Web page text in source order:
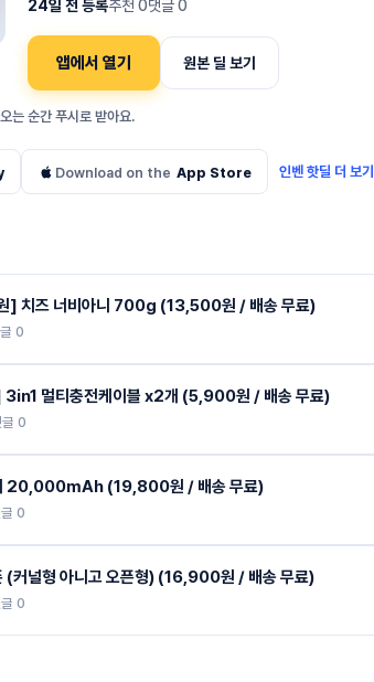
24일 전 등록추천 0댓글0
앱에서 열기 원본 딜 보기
는 순간 푸시로 받아요.
Download on the App Store 인벤 핫딜 더 보기
치즈 너비아니 700g (13,500원 / 배송 무료)
0
멀티충전케이블 x2개 (5,900원 / 배송 무료)
0
20,000mAh (19,800원 / 배송 무료)
0
(커널형 아니고 오픈형) (16,900원 / 배송 무료)
0